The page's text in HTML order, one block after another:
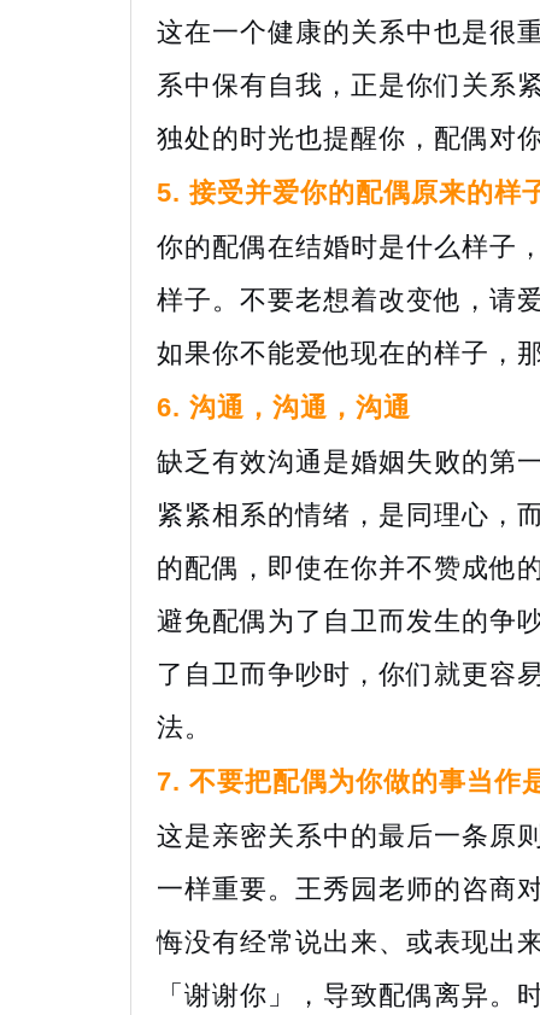
这在一个健康的关系中也是很
系中保有自我，正是你们关系
独处的时光也提醒你，配偶对
5. 接受并爱你的配偶原来的样
你的配偶在结婚时是什么样子
样子。不要老想着改变他，请
如果你不能爱他现在的样子，
6. 沟通，沟通，沟通
缺乏有效沟通是婚姻失败的第
紧紧相系的情绪，是同理心，
的配偶，即使在你并不赞成他
避免配偶为了自卫而发生的争
了自卫而争吵时，你们就更容
法。
7. 不要把配偶为你做的事当作
这是亲密关系中的最后一条原
一样重要。王秀园老师的咨商
悔没有经常说出来、或表现出
「谢谢你」，导致配偶离异。